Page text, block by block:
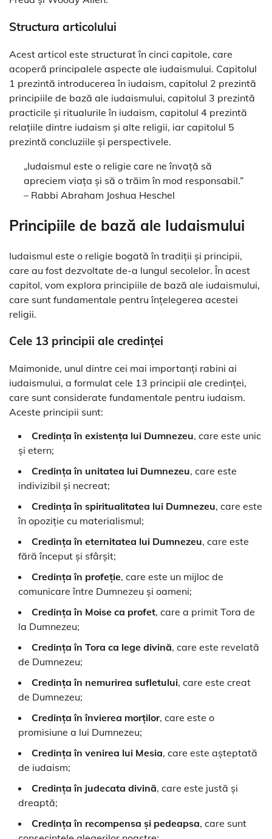
Structura articolului
Acest articol este structurat în cinci capitole, care
acoperă principalele aspecte ale iudaismului. Capitolul
1 prezintă introducerea în iudaism, capitolul 2 prezintă
principiile de bază ale iudaismului, capitolul 3 prezintă
practicile și ritualurile în iudaism, capitolul 4 prezintă
relațiile dintre iudaism și alte religii, iar capitolul 5
prezintă concluziile și perspectivele.
„Iudaismul este o religie care ne învață să
apreciem viața și să o trăim în mod responsabil.”
– Rabbi Abraham Joshua Heschel
Principiile de bază ale Iudaismului
Iudaismul este o religie bogată în tradiții și principii,
care au fost dezvoltate de-a lungul secolelor. În acest
capitol, vom explora principiile de bază ale iudaismului,
care sunt fundamentale pentru înțelegerea acestei
religii.
Cele 13 principii ale credinței
Maimonide, unul dintre cei mai importanți rabini ai
iudaismului, a formulat cele 13 principii ale credinței,
care sunt considerate fundamentale pentru iudaism.
Aceste principii sunt:
Credința în existența lui Dumnezeu, care este unic
și etern;
Credința în unitatea lui Dumnezeu, care este
indivizibil și necreat;
Credința în spiritualitatea lui Dumnezeu, care este
în opoziție cu materialismul;
Credința în eternitatea lui Dumnezeu, care este
fără început și sfârșit;
Credința în profeție, care este un mijloc de
comunicare între Dumnezeu și oameni;
Credința în Moise ca profet, care a primit Tora de
la Dumnezeu;
Credința în Tora ca lege divină, care este revelată
de Dumnezeu;
Credința în nemurirea sufletului, care este creat
de Dumnezeu;
Credința în învierea morților, care este o
promisiune a lui Dumnezeu;
Credința în venirea lui Mesia, care este așteptată
de iudaism;
Credința în judecata divină, care este justă și
dreaptă;
Credința în recompensa și pedeapsa, care sunt